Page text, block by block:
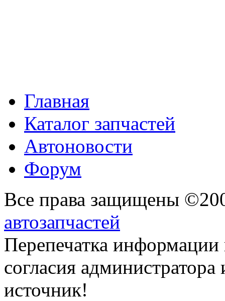
Главная
Каталог запчастей
Автоновости
Форум
Все права защищены
автозапчастей
Перепечатка
согласия
источник!